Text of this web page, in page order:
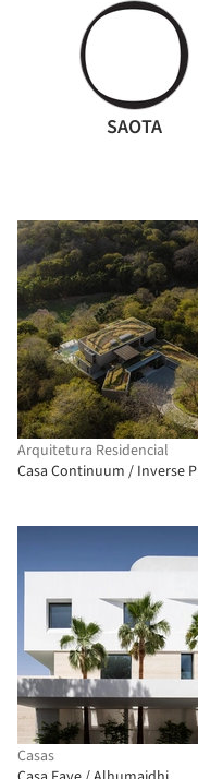
SAOTA
Arquitetura Residencial
Casa Continuum / Inverse
Casas